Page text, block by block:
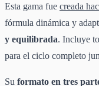
Esta gama fue creada
fórmula dinámica y
y equilibrada. Incluye
para el ciclo completo
Su formato en tres